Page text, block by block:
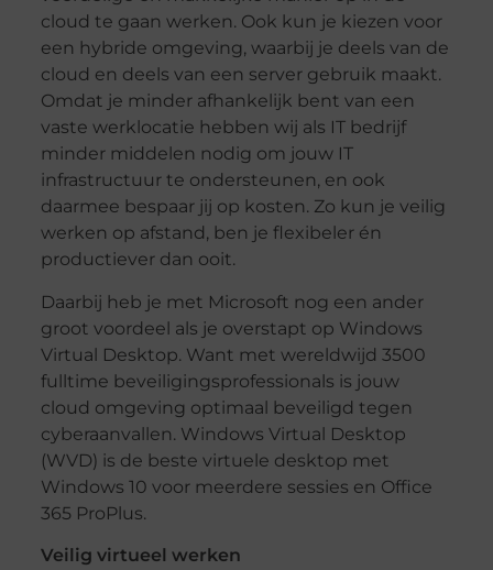
cloud te gaan werken. Ook kun je kiezen voor
een hybride omgeving, waarbij je deels van de
cloud en deels van een server gebruik maakt.
Omdat je minder afhankelijk bent van een
vaste werklocatie hebben wij als IT bedrijf
minder middelen nodig om jouw IT
infrastructuur te ondersteunen, en ook
daarmee bespaar jij op kosten. Zo kun je veilig
werken op afstand, ben je flexibeler én
productiever dan ooit.
Daarbij heb je met Microsoft nog een ander
groot voordeel als je overstapt op Windows
Virtual Desktop. Want met wereldwijd 3500
fulltime beveiligingsprofessionals is jouw
cloud omgeving optimaal beveiligd tegen
cyberaanvallen. Windows Virtual Desktop
(WVD) is de beste virtuele desktop met
Windows 10 voor meerdere sessies en Office
365 ProPlus.
Veilig virtueel werken